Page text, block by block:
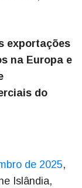
exportações
na Europa e
do
de 2025,
Islândia,